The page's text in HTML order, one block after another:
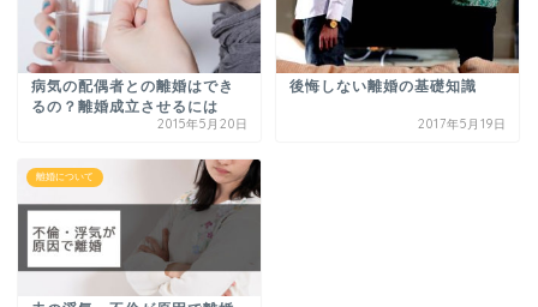
病気の配偶者との離婚はでき
るの？離婚成立させるには
2015年5月20日
後悔しない離婚の基礎知識
2017年5月19日
離婚について